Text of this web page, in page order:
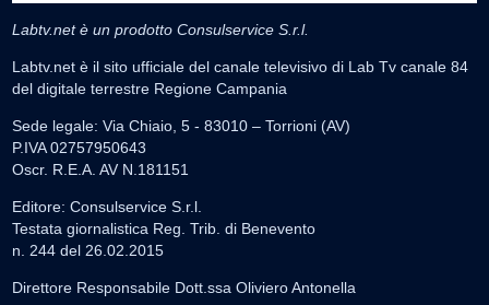
Labtv.net è un prodotto Consulservice S.r.l.
Labtv.net è il sito ufficiale del canale televisivo di Lab Tv canale 84
del digitale terrestre Regione Campania
Sede legale: Via Chiaio, 5 - 83010 – Torrioni (AV)
P.IVA 02757950643
Oscr. R.E.A. AV N.181151
Editore: Consulservice S.r.l.
Testata giornalistica Reg. Trib. di Benevento
n. 244 del 26.02.2015
Direttore Responsabile Dott.ssa Oliviero Antonella